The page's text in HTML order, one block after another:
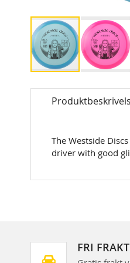
to
images
The Westside
driver with good
FRI